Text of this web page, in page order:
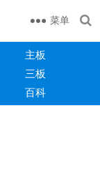
菜单
主板
三板
百科